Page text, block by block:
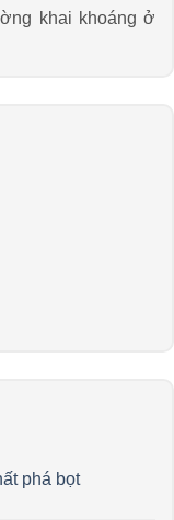
khai khoáng ở
phá bọt